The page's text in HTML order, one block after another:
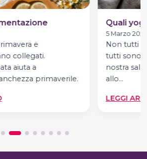
e
collegati.
aiuta a
primaverile.
:
ALIMENTAZIONE
Quali
5 Marzo 2025
Non tutti
tutti sono
nostra
allo…
LEGGI